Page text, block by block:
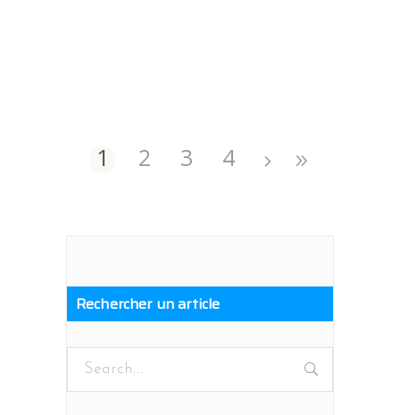
1 2 3 4
Rechercher un article
Search